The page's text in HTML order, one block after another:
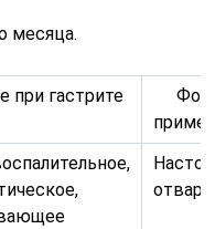
месяца.
при гастрите
отвар